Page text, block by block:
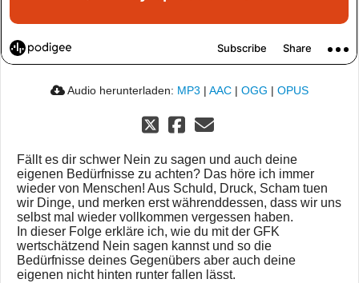
Audio herunterladen: MP3 | AAC | OGG | OPUS
Fällt es dir schwer Nein zu sagen und auch deine
eigenen Bedürfnisse zu achten? Das höre ich immer
wieder von Menschen! Aus Schuld, Druck, Scham tuen
wir Dinge, und merken erst währenddessen, dass wir uns
selbst mal wieder vollkommen vergessen haben.
In dieser Folge erkläre ich, wie du mit der GFK
wertschätzend Nein sagen kannst und so die
Bedürfnisse deines Gegenübers aber auch deine
eigenen nicht hinten runter fallen lässt.